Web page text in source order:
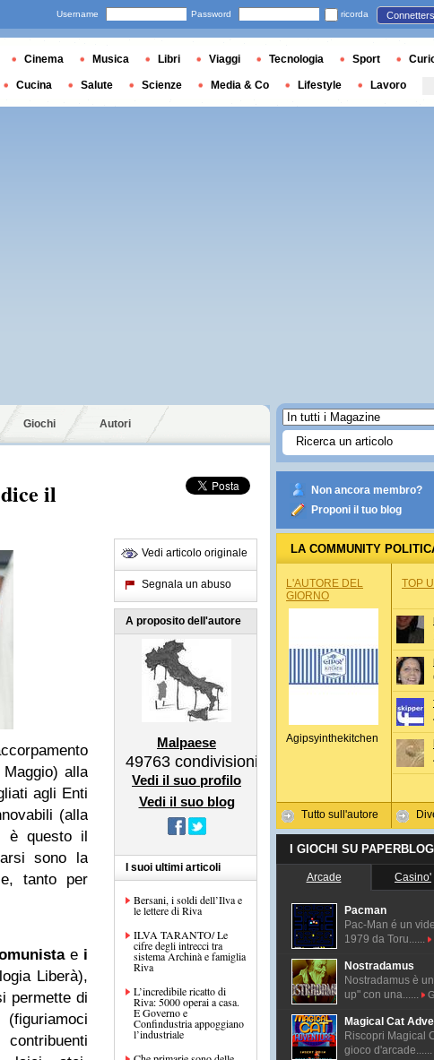
Giochi Autori
il
alla
agli Enti
(alla
è questo il
sono la
tanto per
e i
Liberà),
permette di
Vedi articolo originale
Segnala un abuso
A proposito dell'autore
Malpaese
49763 condivisioni
Vedi il suo profilo
Vedi il suo blog
I suoi ultimi articoli
Bersani, i soldi dell’Ilva e
le lettere di Riva
ILVA TARANTO/ Le
cifre degli intrecci tra
sistema Archinà e famiglia
Riva
L’incredibile ricatto di
Riva: 5000 operai a casa.
E Governo e
Confindustria appoggiano
l’industriale
Non ancora membro?
Proponi il tuo blog
LA COMMUNITY
L'AUTORE DEL
GIORNO
Agipsyinthekitchen
Tutto sull'autore
TOP
I GIOCHI SU PAPERBLOG
Arcade Casino'
Pacman
Pac-Man é un
1979 da Toru......
Nostradamus
Nostradamus è
up" con una......
Magical Cat
Riscopri Magical
gioco d'arcade......
Username Password ricorda
Cinema Musica Libri Viaggi Tecnologia Sport
Cucina Salute Scienze Media & Co Lifestyle Lavoro